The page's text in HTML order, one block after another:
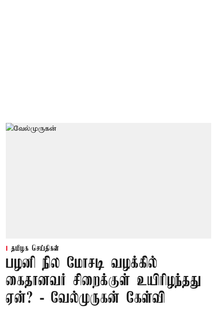
தமிழக செய்திகள்
பழனி நில மோசடி வழக்கில்
கைதானவர் சிறைக்குள் உயிரிழந்தது
ஏன்? - வேல்முருகன் கேள்வி